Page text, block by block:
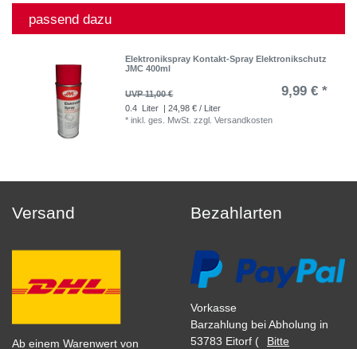
passend dazu
Elektronikspray Kontakt-Spray Elektronikschutz
JMC 400ml
UVP 11,00 € 9,99 € *
0.4 Liter | 24,98 € / Liter
*inkl. ges. MwSt. zzgl.Versandkosten
Versand
Ab einem Warenwert von
Bezahlarten
Vorkasse
Barzahlung bei Abholung in
53783 Eitorf (
Bitte